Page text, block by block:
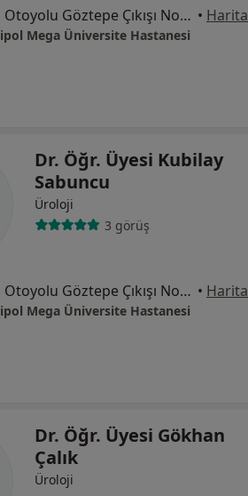
Tem Avrupa Otoyolu Göztepe Çıkışı No: 1Bağcılar, İstanbul • Harita
Mega Üniversite Hastanesi
Dr. Öğr. Üyesi Kubilay
Sabuncu
Üroloji
3 görüş
Tem Avrupa Otoyolu Göztepe Çıkışı No: 1Bağcılar, İstanbul • Harita
Mega Üniversite Hastanesi
Dr. Öğr. Üyesi Gökhan
Çalık
Üroloji